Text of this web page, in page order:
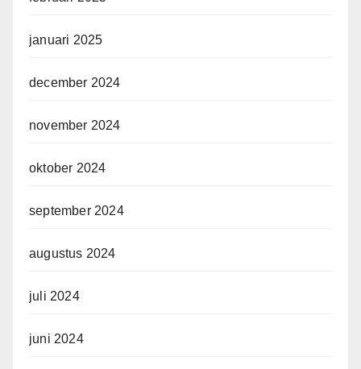
januari 2025
december 2024
november 2024
oktober 2024
september 2024
augustus 2024
juli 2024
juni 2024